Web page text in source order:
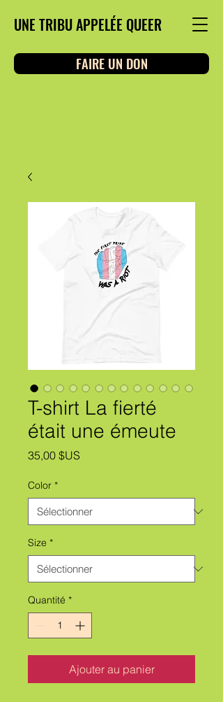
UNE TRIBU APPELÉE QUEER
FAIRE UN DON
T-shirt La fierté
était une émeute
35,00 $US
Color *
Size *
Quantité *
Ajouter au panier